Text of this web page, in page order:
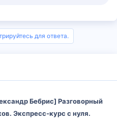
для ответа.
Бебрис] Разговорный
Экспресс-курс с нуля.